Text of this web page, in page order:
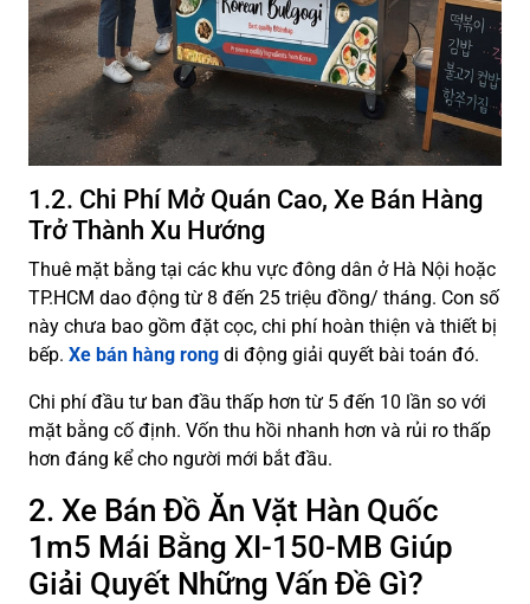
1.2. Chi Phí Mở Quán Cao, Xe Bán Hàng
Trở Thành Xu Hướng
Thuê mặt bằng tại các khu vực đông dân ở Hà Nội hoặc
TP.HCM dao động từ 8 đến 25 triệu đồng/ tháng. Con số
này chưa bao gồm đặt cọc, chi phí hoàn thiện và thiết bị
bếp. Xe bán hàng rong di động giải quyết bài toán đó.
Chi phí đầu tư ban đầu thấp hơn từ 5 đến 10 lần so với
mặt bằng cố định. Vốn thu hồi nhanh hơn và rủi ro thấp
hơn đáng kể cho người mới bắt đầu.
2. Xe Bán Đồ Ăn Vặt Hàn Quốc
1m5 Mái Bằng XI-150-MB Giúp
Giải Quyết Những Vấn Đề Gì?